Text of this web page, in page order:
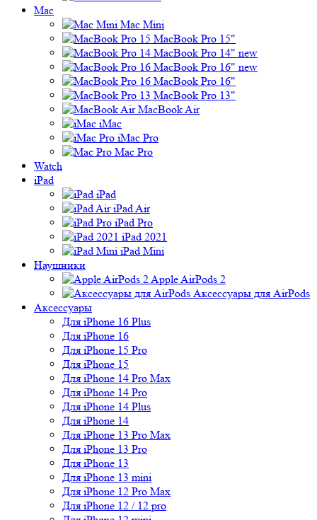
Mac
Mac Mini
MacBook Pro 15"
MacBook Pro 14" new
MacBook Pro 16" new
MacBook Pro 16"
MacBook Pro 13"
MacBook Air
iMac
iMac Pro
Mac Pro
Watch
iPad
iPad
iPad Air
iPad Pro
iPad 2021
iPad Mini
Наушники
Apple AirPods 2
Аксессуары для AirPods
Аксессуары
Для iPhone 16 Plus
Для iPhone 16
Для iPhone 15 Pro
Для iPhone 15
Для iPhone 14 Pro Max
Для iPhone 14 Pro
Для iPhone 14 Plus
Для iPhone 14
Для iPhone 13 Pro Max
Для iPhone 13 Pro
Для iPhone 13
Для iPhone 13 mini
Для iPhone 12 Pro Max
Для iPhone 12 / 12 pro